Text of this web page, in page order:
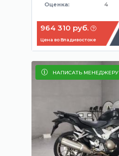
Оценка: 4
964 310 руб.
Цена во Владивостоке
НАПИСАТЬ МЕНЕДЖЕРУ